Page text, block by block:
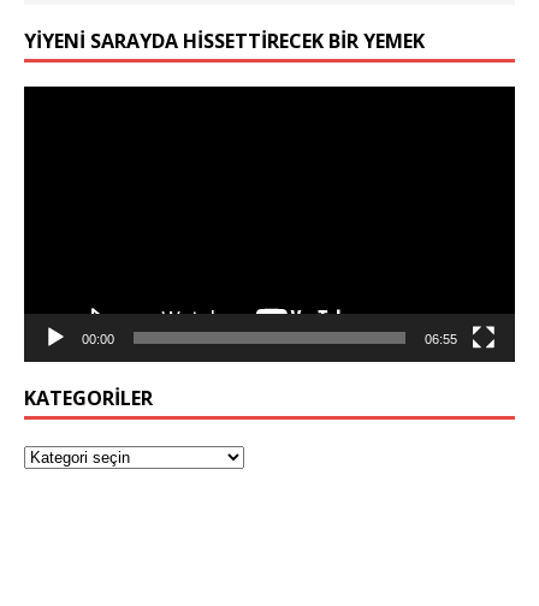
YIYENI SARAYDA HISSETTIRECEK BIR YEMEK
00:00 06:55
KATEGORILER